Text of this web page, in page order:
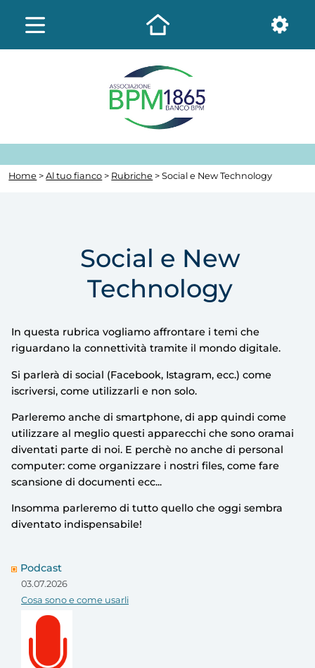
Home >Al tuo fianco > Rubriche > Social e New Technology
Social e New
Technology
In questa rubrica vogliamo affrontare i temi che
riguardano la connettività tramite il mondo digitale.
Si parlerà di social (Facebook, Istagram, ecc.) come
iscriversi, come utilizzarli e non solo.
Parleremo anche di smartphone, di app quindi come
utilizzare al meglio questi apparecchi che sono oramai
diventati parte di noi. E perchè no anche di personal
computer: come organizzare i nostri files, come fare
scansione di documenti ecc...
Insomma parleremo di tutto quello che oggi sembra
diventato indispensabile!
Podcast
03.07.2026
Cosa sono e come usarli